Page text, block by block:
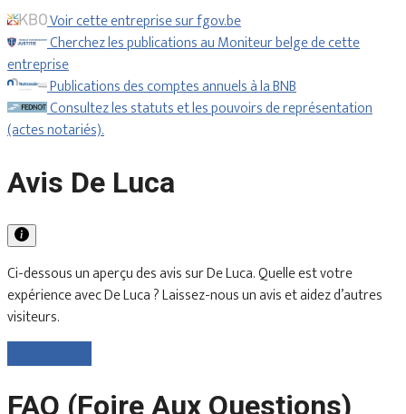
Voir cette entreprise sur fgov.be
Cherchez les publications au Moniteur belge de cette
entreprise
Publications des comptes annuels à la BNB
Consultez les statuts et les pouvoirs de représentation
(actes notariés).
Avis De Luca
Ci-dessous un aperçu des avis sur De Luca. Quelle est votre
expérience avec De Luca ? Laissez-nous un avis et aidez d’autres
visiteurs.
FAQ (Foire Aux Questions)